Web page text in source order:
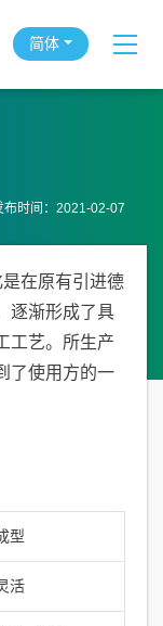
简体
布时间：2021-02-07
是在原有引进德
逐渐形成了具
工艺。所生产
了使用方的一
型
活